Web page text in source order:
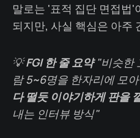
말로는 '표적 집단 면접법'
되지만, 사실 핵심은 아주
💡FGI 한 줄 요약"비슷한
람 5~6명을 한자리에 모
다 떨듯 이야기하게 판을
내는 인터뷰 방식"